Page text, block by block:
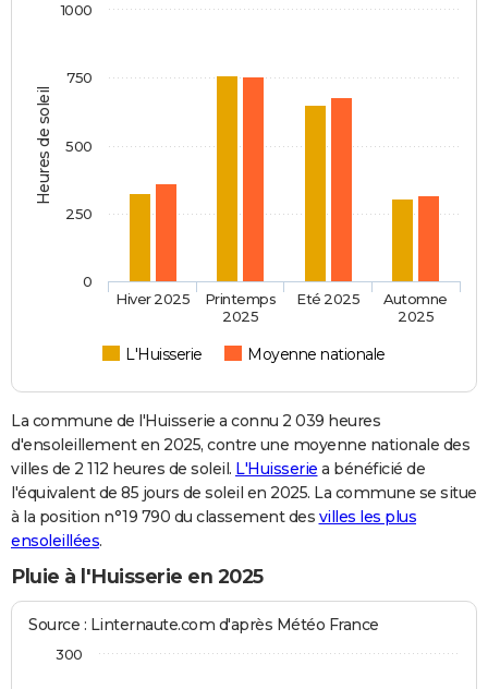
Heures de soleil
L'Huisserie Moyenne nationale
Hiver 2025
Printemps
2025
Eté 2025
Automne
2025
0
250
500
750
1000
La commune de l'Huisserie a connu 2 039 heures
d'ensoleillement en 2025, contre une moyenne nationale des
villes de 2 112 heures de soleil. L'Huisserie a bénéficié de
l'équivalent de 85 jours de soleil en 2025. La commune se situe
à la position n°19 790 du classement des villes les plus
ensoleillées.
Pluie à l'Huisserie en 2025
Source : Linternaute.com d'après Météo France
300